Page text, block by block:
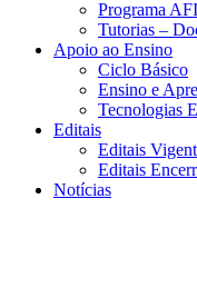
Programa
Tutorias –
Apoio ao Ensino
Ciclo Básico
Ensino e
Tecnologias
Editais
Editais
Editais
Notícias